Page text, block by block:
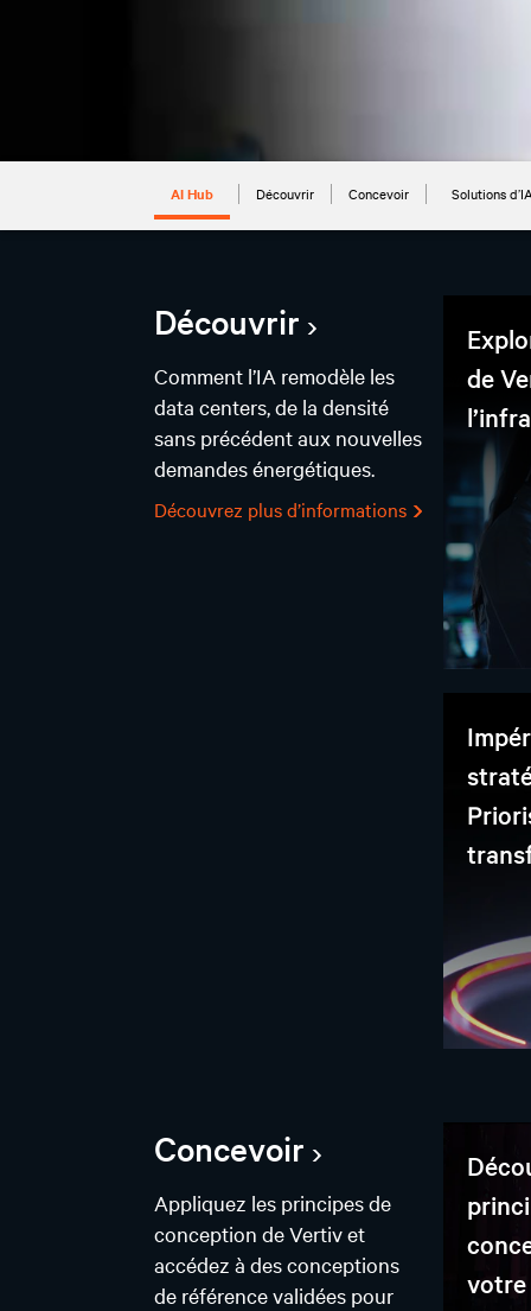
AI Hub Découvrir Concevoir Solutions
Découvrir
Comment l’IA remodèle les
data centers, de la densité
sans précédent aux nouvelles
demandes énergétiques.
Découvrez plus d’informations
de
Concevoir
Appliquez les principes de
conception de Vertiv et
accédez à des conceptions
de référence validées pour
votre